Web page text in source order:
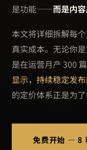
是功能——而是内
本文将详细拆解每
真实成本。无论你
是在运营月产 300
显示，持续稳定发
的定价体系正是为
免费开始 — 8